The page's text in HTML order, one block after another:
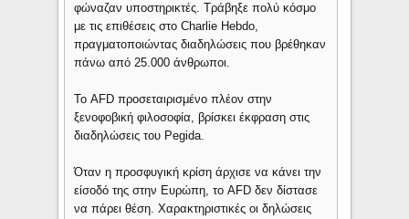
φώναζαν υποστηρικτές. Τράβηξε πολύ κόσμο
με τις επιθέσεις στο Charlie Hebdo,
πραγματοποιώντας διαδηλώσεις που βρέθηκαν
πάνω από 25.000 άνθρωποι.
Το AFD προσεταιρισμένο πλέον στην
ξενοφοβική φιλοσοφία, βρίσκει έκφραση στις
διαδηλώσεις του Pegida.
Όταν η προσφυγική κρίση άρχισε να κάνει την
είσοδό της στην Ευρώπη, το AFD δεν δίστασε
να πάρει θέση. Χαρακτηριστικές οι δηλώσεις